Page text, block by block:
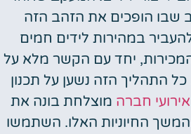
שבו הופכים את הזהב הזה
במהירות לידים חמים
המכירות, יחד עם הקשר מלא על
התהליך הזה נשען על תכנון
חברה מוצלחת בונה את
החיוניות האלו. השתמשו